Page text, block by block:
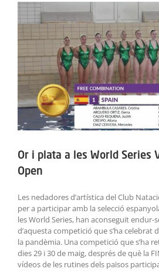
SERVEIS
INFANTS
BLOG
EMPRESES
TREBALLA AMB NOSALTRES!
View
Larger
Or i plata a les World Series
Open
Les nedadores d’artística del Club
per a participar amb la selecció
les World Series, han aconseguit endur-
d’aquesta competició que s’ha celebrat
la pandèmia. Una competició que s’ha
dies 29 i 30 de maig, després de què la
vídeos de les rutines dels països